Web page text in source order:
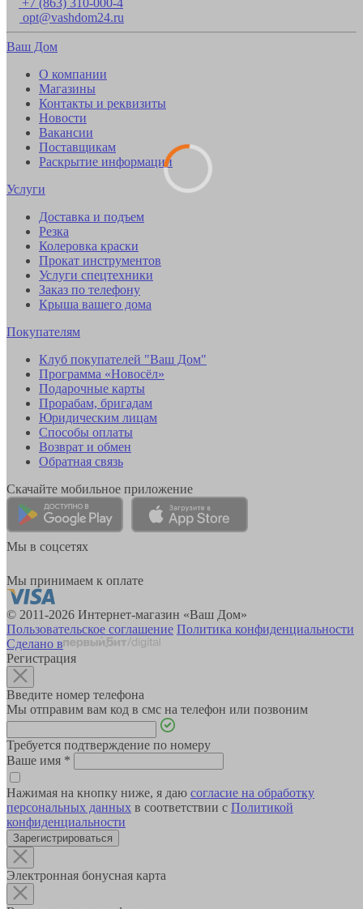
opt@vashdom24.ru
Ваш Дом
О компании
Магазины
Контакты и реквизиты
Новости
Вакансии
Поставщикам
Раскрытие информации
Услуги
Доставка и подъем
Резка
Колеровка краски
Прокат инструментов
Услуги спецтехники
Заказ по телефону
Крыша вашего дома
Покупателям
Клуб покупателей "Ваш Дом"
Программа «Новосёл»
Подарочные карты
Прорабам, бригадам
Юридическим лицам
Способы оплаты
Возврат и обмен
Обратная связь
Скачайте мобильное приложение
Мы в соцсетях
Мы принимаем к оплате
© 2011-2026 Интернет-магазин «Ваш Дом»
Пользовательское соглашение Политика конфиденциальности
Сделано в
Регистрация
Введите номер телефона
Мы отправим вам код в смс на телефон или позвоним
Требуется подтверждение по номеру
Ваше имя *
Нажимая на кнопку ниже, я даю согласие на обработку
персональных данных в соответствии с Политикой
конфиденциальности
Зарегистрироваться
Электронная бонусная карта